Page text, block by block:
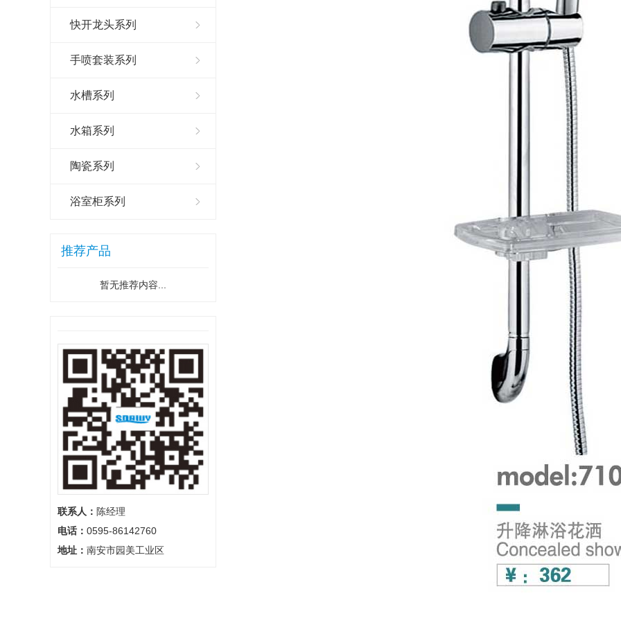
快开龙头系列
手喷套装系列
水槽系列
水箱系列
陶瓷系列
浴室柜系列
推荐产品
暂无推荐内容...
联系人： 陈经理
电话： 0595-86142760
地址： 南安市园美工业区